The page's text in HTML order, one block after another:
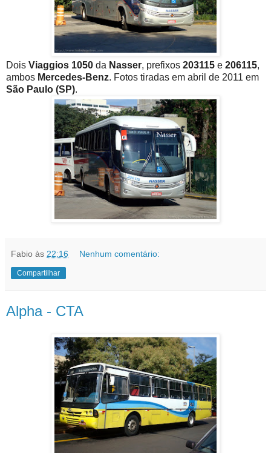
Dois Viaggios 1050 da Nasser, prefixos 203115 e 206115,
ambos Mercedes-Benz. Fotos tiradas em abril de 2011 em
São Paulo (SP).
Fabio às 22:16 Nenhum comentário:
Compartilhar
Alpha - CTA